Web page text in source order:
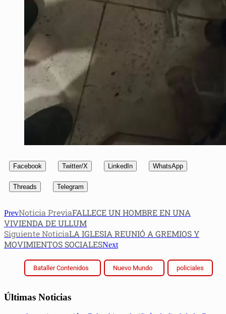
Facebook Twitter/X LinkedIn WhatsApp
Threads Telegram
PrevNoticia PreviaFALLECE UN HOMBRE EN UNA
VIVIENDA DE ULLUM
Siguiente NoticiaLA IGLESIA REUNIÓ A GREMIOS Y
MOVIMIENTOS SOCIALESNext
Bataller Contenidos Nuevo Mundo policiales
Últimas Noticias